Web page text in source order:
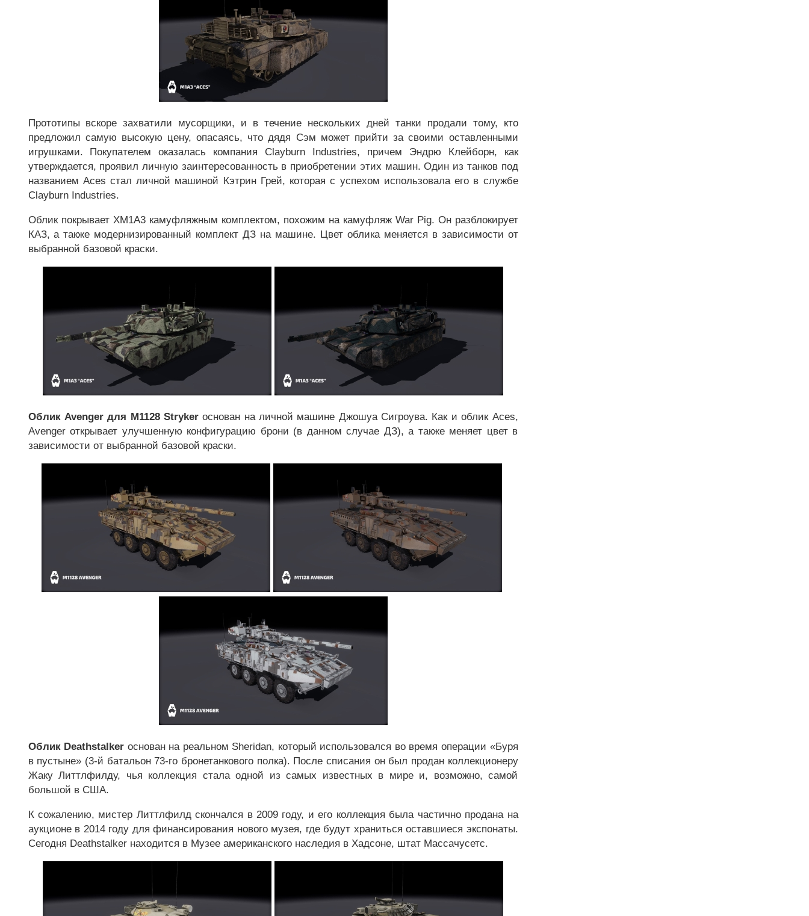
Прототипы вскоре захватили мусорщики, и в течение нескольких дней танки продали тому, кто
предложил самую высокую цену, опасаясь, что дядя Сэм может прийти за своими оставленными
игрушками. Покупателем оказалась компания Clayburn Industries, причем Эндрю Клейборн, как
утверждается, проявил личную заинтересованность в приобретении этих машин. Один из танков под
названием Aces стал личной машиной Кэтрин Грей, которая с успехом использовала его в службе
Clayburn Industries.
Облик покрывает XM1A3 камуфляжным комплектом, похожим на камуфляж War Pig. Он разблокирует
КАЗ, а также модернизированный комплект ДЗ на машине. Цвет облика меняется в зависимости от
выбранной базовой краски.
Облик Avenger для M1128 Strykerоснован на личной машине Джошуа Сигроува. Как и облик Aces,
Avenger открывает улучшенную конфигурацию брони (в данном случае ДЗ), а также меняет цвет в
зависимости от выбранной базовой краски.
Облик Deathstalker основан на реальном Sheridan, который использовался во время операции «Буря
в пустыне» (3-й батальон 73-го бронетанкового полка). После списания он был продан коллекционеру
Жаку Литтлфилду, чья коллекция стала одной из самых известных в мире и, возможно, самой
большой в США.
К сожалению, мистер Литтлфилд скончался в 2009 году, и его коллекция была частично продана на
аукционе в 2014 году для финансирования нового музея, где будут храниться оставшиеся экспонаты.
Сегодня Deathstalker находится в Музее американского наследия в Хадсоне, штат Массачусетс.